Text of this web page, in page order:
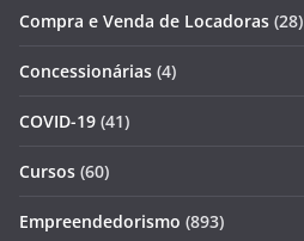
Compra e Venda de Locadoras (28)
Concessionárias (4)
COVID-19 (41)
Cursos (60)
Empreendedorismo (893)